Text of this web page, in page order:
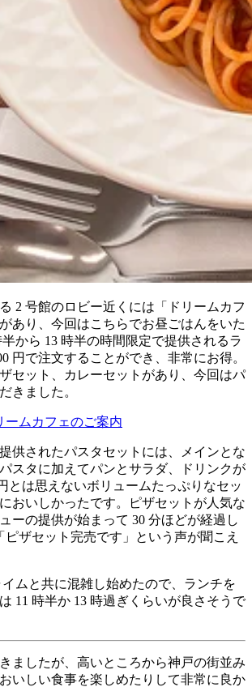
2 号館のロビー近くには「ドリームカフ
あり、今回はこちらでお昼ごはんをいた
から 13 時半の時間限定で提供されるラ
円で注文することができ、非常にお得。
セット、カレーセットがあり、今回はパ
きました。
ームカフェのご案内
供されたパスタセットには、メインとな
スタに加えてパンとサラダ、ドリンクが
とは思えないボリュームたっぷりなセッ
おいしかったです。ピザセットが人気な
ーの提供が始まって 30 分ほどが経過し
ピザセット完売です」という声が聞こえ
ムと共に混雑し始めたので、ランチを
11 時半か 13 時過ぎくらいが良さそうで
ましたが、高いところから神戸の街並み
いしい食事を楽しめたりして非常に良か